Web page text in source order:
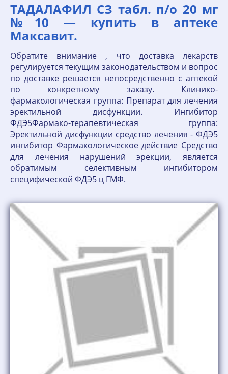
ТАДАЛАФИЛ СЗ табл. п/о 20 мг
№10 — купить в аптеке
Максавит.
Обратите внимание , что доставка лекарств
регулируется текущим законодательством и вопрос
по доставке решается непосредственно с аптекой
по конкретному заказу. Клинико-
фармакологическая группа: Препарат для лечения
эректильной дисфункции. Ингибитор
ФДЭ5Фармако-терапевтическая группа:
Эректильной дисфункции средство лечения - ФДЭ5
ингибитор Фармакологическое действие Средство
для лечения нарушений эрекции, является
обратимым селективным ингибитором
специфической ФДЭ5 ц ГМФ.